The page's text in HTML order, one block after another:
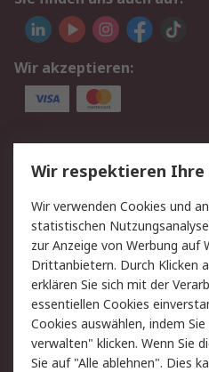
Wir akzeptieren:
Service
Value Added Services
Rücksendung/Entsorgung
Hilfe
Rechtliches
RS Verkaufs- und
Lieferbedingungen
Cookie-Richtlinie
Wir respektieren
Wir verwenden Cookies und
statistischen
zur Anzeige von Werbung auf
Drittanbietern. Durch Klicken
erklären Sie sich mit der
essentiellen Cookies
Cookies auswählen, indem
verwalten" klicken. Wenn Sie
Sie auf "Alle ablehnen". Dies